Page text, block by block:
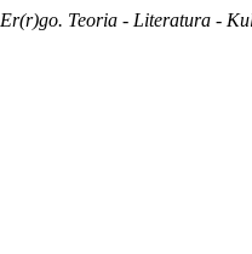
Er(r)go. Teoria - Literatura -